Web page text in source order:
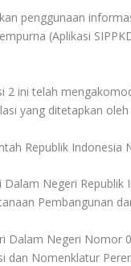
penggunaan
(Aplikasi
2 ini telah
yang ditetapkan
Republik
Negeri
Pembangunan
Dalam Negeri Nomor
dan Nomenklatur